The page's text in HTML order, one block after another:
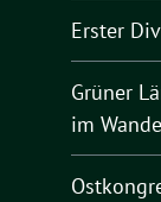
Erster
Grüner
im